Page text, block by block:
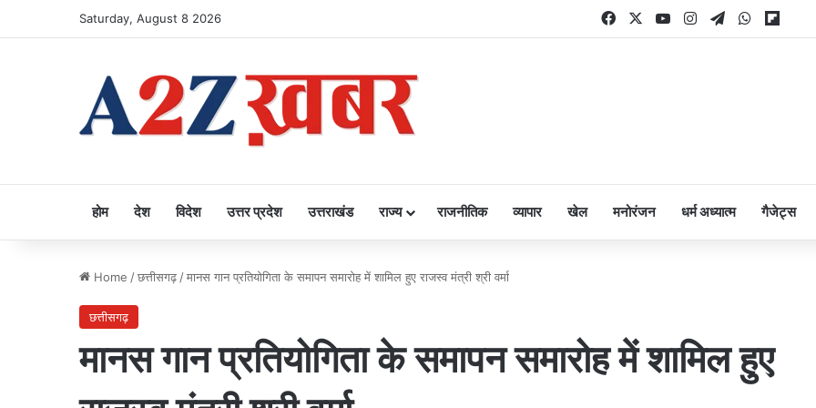
Saturday, August 8 2026 FacebookYouTubeInstagram
TelegramWhatsApp
होम देश विदेश उत्तर प्रदेश उत्तराखंड राज्य राजनीतिक व्यापार खेल मनोरंजन धर्म अध्यात्म गैजेट्स
Home /छत्तीसगढ़ /मानस गान प्रतियोगिता के समापन समारोह में शामिल हुए राजस्व मंत्री श्री वर्मा
छत्तीसगढ़
मानस गान प्रतियोगिता के समापन समारोह में शामिल हुए